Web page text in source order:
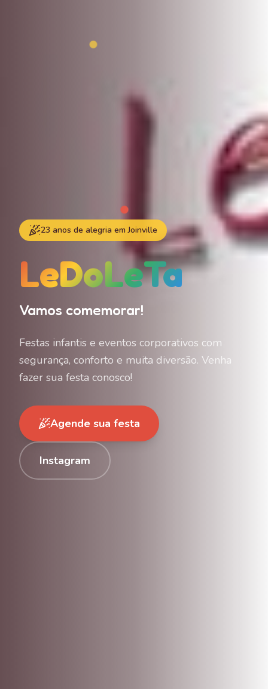
23 anos de alegria em Joinville
LeDoLeTa
Vamos comemorar!
Festas infantis e eventos corporativos com
segurança, conforto e muita diversão. Venha
fazer sua festa conosco!
Agende sua festa
Instagram